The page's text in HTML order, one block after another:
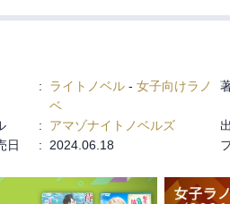
ます（６）』には「本編 王弟殿下
: ライトノベル - 女子向けラノ
ベ
: アマゾナイトノベルズ
日
: 2024.06.18